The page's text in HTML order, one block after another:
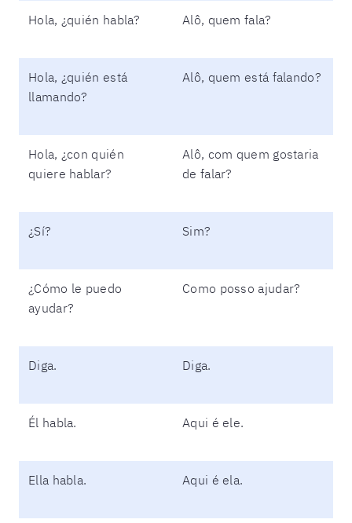
Hola, ¿quién habla? Alô, quem fala?
Hola, ¿quién está
llamando?
Alô, quem está falando?
Hola, ¿con quién
quiere hablar?
Alô, com quem gostaria
de falar?
¿Sí? Sim?
¿Cómo le puedo
ayudar?
Como posso ajudar?
Diga. Diga.
Él habla. Aqui é ele.
Ella habla. Aqui é ela.